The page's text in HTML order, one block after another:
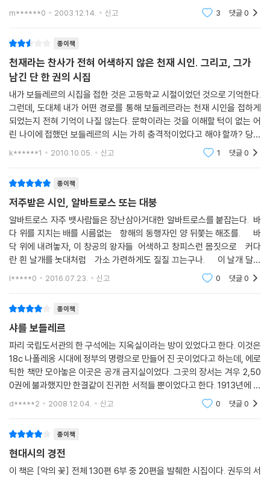
았던 이 시집은 어느정도 보들레르에 관한 궁금증을 풀어주었다고도 볼 수
m******0 2003.12.14. 신고 3 댓글0
종이책
천재라는 찬사가 전혀 어색하지 않은 천재 시인. 그리고, 그가
남긴 단 한 권의 시집
내가 보들레르의 시집을 접한 것은 고등학교 시절이었던 것으로 기억한다.
그런데, 도대체 내가 어떤 경로를 통해 보들레르라는 천재 시인을 접하게
되었는지 전혀 기억이 나질 않는다. 문학이라는 것을 이해할 턱이 없는 어
린 나이에 접했던 보들레르의 시는 가히 충격적이었다고 해야 할까? 당사
내가 배웠던 시의 정의와 내가 상상할 수 있는 시의 범주를 훌쩍 넘어버린
k******1 2010.10.05. 신고 1 댓글0
종이책
저주받은 시인, 알바트로스 또는 대붕
알바트로스 자주 뱃사람들은 장난삼아거대한 알바트로스를 붙잡는다. 바
다 위를 지치는 배를 시름없는 항해의 동행자인 양 뒤쫓는 해조를. 바
닥 위에 내려놓자, 이 창공의 왕자들 어색하고 창피스런 몸짓으로 커다
란 흰 날개를 놋대처럼 가소 가련하게도 질질 끄는구나. 이 날개 달린
항해자가 그 어색하고 나약함이여! 한때 그토록 멋지던 그가 얼마나 가소
l*****0 2016.07.23. 신고 0 댓글0
종이책
샤를 보들레르
파리 국립도서관의 한 구석에는 지옥실이라는 방이 있었다고 한다. 이것은
18c 나폴레옹 시대에 정부의 명령으로 만들어 진 곳이었다고 하는데, 에로
틱한 책만 모아놓은 이곳은 공개 금지실이었다. 그곳의 장서는 겨우 2,50
0권에 불과했지만 한결같이 진귀한 서적들 뿐이었다고 한다. 1913년에 간
행된 그곳의 장서 목록을 보면 보들레르의 '악의 꽃'은 1409번이었다고 전
d*****2 2008.12.04. 신고 0 댓글0
종이책
현대시의 경전
이 책은 [악의 꽃] 전체 130편 6부 중 20편을 발췌한 시집이다. 권두의 서